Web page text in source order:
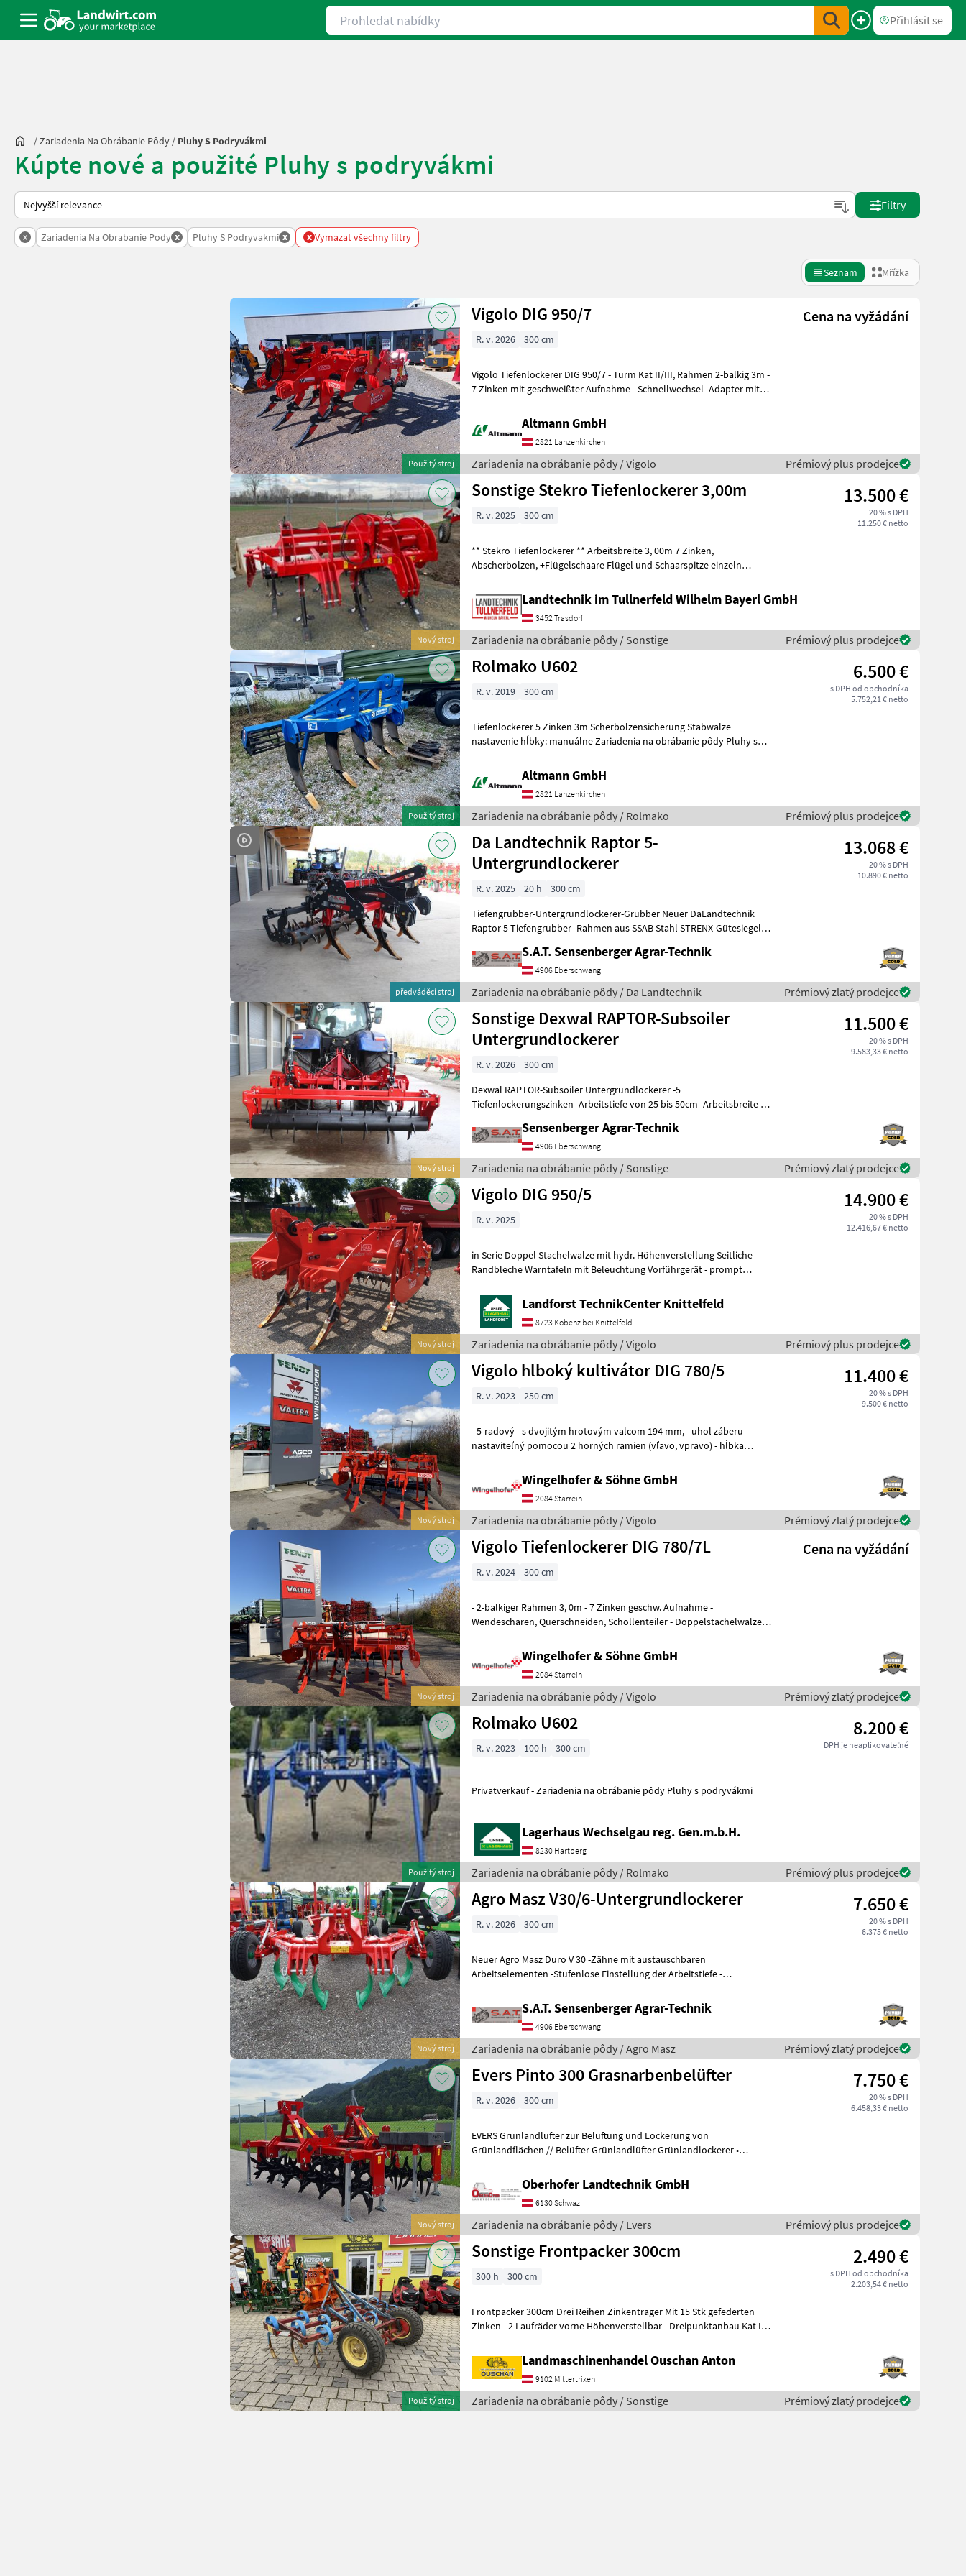
Prohledat nabídky
Přihlásit se
/Zariadenia Na Obrábanie Pôdy / Pluhy S Podryvákmi
Kúpte nové a použité Pluhy s podryvákmi
Takto se řadí nabídky na Landwirt.com
Filtry
x Zariadenia Na Obrabanie Pody x Pluhy S Podryvakmi x x Vymazat všechny filtry
Seznam Mřížka
Použitý stroj
Vigolo DIG 950/7 Cena na vyžádání
R. v. 2026 300 cm
Vigolo Tiefenlockerer DIG 950/7 - Turm Kat II/III, Rahmen 2-balkig 3m -
7 Zinken mit geschweißter Aufnahme - Schnellwechsel- Adapter mit
Altmann GmbH
2821 Lanzenkirchen
Zariadenia na obrábanie pôdy / Vigolo Prémiový plus prodejce
Nový stroj
Sonstige Stekro Tiefenlockerer 3,00m 13.500 €
20 % s DPH
11.250 € netto
R. v. 2025 300 cm
** Stekro Tiefenlockerer ** Arbeitsbreite 3, 00m 7 Zinken,
Abscherbolzen, +Flügelschaare Flügel und Schaarspitze einzeln
Landtechnik im Tullnerfeld Wilhelm Bayerl GmbH
3452 Trasdorf
Zariadenia na obrábanie pôdy / Sonstige Prémiový plus prodejce
Použitý stroj
Rolmako U602 6.500 €
s DPH od obchodníka
5.752,21 € netto
R. v. 2019 300 cm
Tiefenlockerer 5 Zinken 3m Scherbolzensicherung Stabwalze
nastavenie hĺbky: manuálne Zariadenia na obrábanie pôdy Pluhy s
Altmann GmbH
2821 Lanzenkirchen
Zariadenia na obrábanie pôdy / Rolmako Prémiový plus prodejce
předváděcí stroj
Da Landtechnik Raptor 5-
Untergrundlockerer
13.068 €
20 % s DPH
10.890 € netto
R. v. 2025 20 h
300 cm
Tiefengrubber-Untergrundlockerer-Grubber Neuer DaLandtechnik
Raptor 5 Tiefengrubber -Rahmen aus SSAB Stahl STRENX-Gütesiegel
S.A.T. Sensenberger Agrar-Technik
4906 Eberschwang
Zariadenia na obrábanie pôdy / Da Landtechnik Prémiový zlatý prodejce
Nový stroj
Sonstige Dexwal RAPTOR-Subsoiler
Untergrundlockerer
11.500 €
20 % s DPH
9.583,33 € netto
R. v. 2026
300 cm
Dexwal RAPTOR-Subsoiler Untergrundlockerer -5
Tiefenlockerungszinken -Arbeitstiefe von 25 bis 50cm -Arbeitsbreite 3
Sensenberger Agrar-Technik
4906 Eberschwang
Zariadenia na obrábanie pôdy / Sonstige Prémiový zlatý prodejce
Nový stroj
Vigolo DIG 950/5 14.900 €
20 % s DPH
12.416,67 € netto
R. v. 2025
in Serie Doppel Stachelwalze mit hydr. Höhenverstellung Seitliche
Randbleche Warntafeln mit Beleuchtung Vorführgerät - prompt
Landforst TechnikCenter Knittelfeld
8723 Kobenz bei Knittelfeld
Zariadenia na obrábanie pôdy / Vigolo Prémiový plus prodejce
Nový stroj
Vigolo hlboký kultivátor DIG 780/5 11.400 €
20 % s DPH
9.500 € netto
R. v. 2023 250 cm
- 5-radový - s dvojitým hrotovým valcom 194 mm, - uhol záberu
nastaviteľný pomocou 2 horných ramien (vľavo, vpravo) - hĺbka
Wingelhofer & Söhne GmbH
2084 Starrein
Zariadenia na obrábanie pôdy / Vigolo Prémiový zlatý prodejce
Nový stroj
Vigolo Tiefenlockerer DIG 780/7L Cena na vyžádání
R. v. 2024 300 cm
- 2-balkiger Rahmen 3, 0m - 7 Zinken geschw. Aufnahme -
Wendescharen, Querschneiden, Schollenteiler - Doppelstachelwalze
Wingelhofer & Söhne GmbH
2084 Starrein
Zariadenia na obrábanie pôdy / Vigolo Prémiový zlatý prodejce
Použitý stroj
Rolmako U602 8.200 €
DPH je neaplikovateľné
R. v. 2023 100 h 300 cm
Privatverkauf - Zariadenia na obrábanie pôdy Pluhy s podryvákmi
Lagerhaus Wechselgau reg. Gen.m.b.H.
8230 Hartberg
Zariadenia na obrábanie pôdy / Rolmako Prémiový plus prodejce
Nový stroj
Agro Masz V30/6-Untergrundlockerer 7.650 €
20 % s DPH
6.375 € netto
R. v. 2026 300 cm
Neuer Agro Masz Duro V 30 -Zähne mit austauschbaren
Arbeitselementen -Stufenlose Einstellung der Arbeitstiefe -
S.A.T. Sensenberger Agrar-Technik
4906 Eberschwang
Zariadenia na obrábanie pôdy / Agro Masz Prémiový zlatý prodejce
Nový stroj
Evers Pinto 300 Grasnarbenbelüfter 7.750 €
20 % s DPH
6.458,33 € netto
R. v. 2026 300 cm
EVERS Grünlandlüfter zur Belüftung und Lockerung von
Grünlandflächen // Belüfter Grünlandlüfter Grünlandlockerer •
Oberhofer Landtechnik GmbH
6130 Schwaz
Zariadenia na obrábanie pôdy / Evers Prémiový plus prodejce
Použitý stroj
Sonstige Frontpacker 300cm 2.490 €
s DPH od obchodníka
2.203,54 € netto
300 h 300 cm
Frontpacker 300cm Drei Reihen Zinkenträger Mit 15 Stk gefederten
Zinken - 2 Laufräder vorne Höhenverstellbar - Dreipunktanbau Kat II
Landmaschinenhandel Ouschan Anton
9102 Mittertrixen
Zariadenia na obrábanie pôdy / Sonstige Prémiový zlatý prodejce